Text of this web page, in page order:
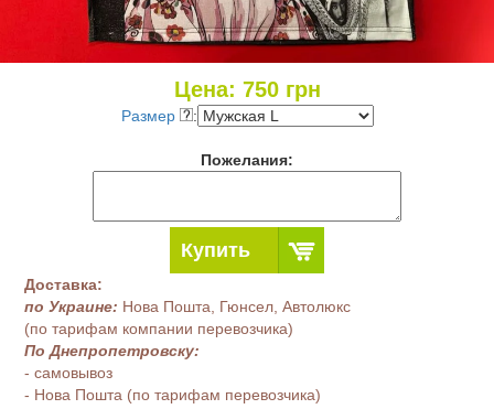
Цена: 750грн
Размер :
Пожелания:
Купить
Доставка:
по Украине: Нова Пошта, Гюнсел, Автолюкс
(по тарифам компании перевозчика)
По Днепропетровску:
- самовывоз
- Нова Пошта (по тарифам перевозчика)